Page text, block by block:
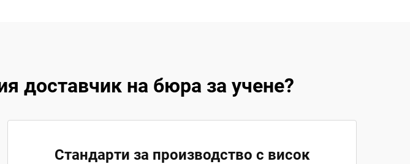
доставчик на бюра за учене?
Стандарти за производство с висок